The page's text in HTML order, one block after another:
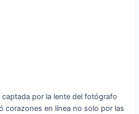
por la lente del fotógrafo
corazones en línea no solo por las